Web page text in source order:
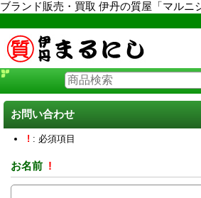
ブランド販売・買取 伊丹の質屋「マルニ
お問い合わせ
! : 必須項目
お名前 !